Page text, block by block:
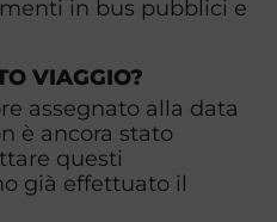
in bus pubblici e
VIAGGIO?
assegnato alla data
è ancora stato
questi
già effettuato il